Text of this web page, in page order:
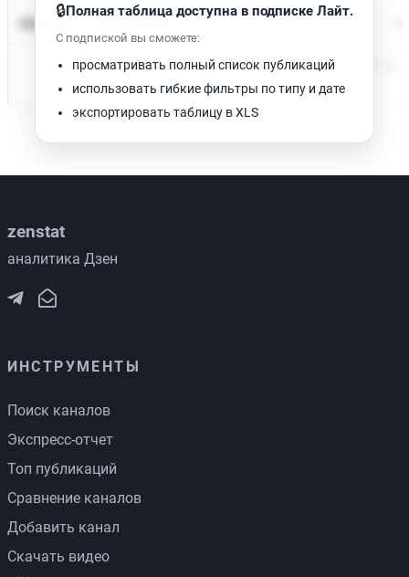
Время чтения
Нет доступных публикаций. Попробуйте изменить фильтр.
🔒Полная таблица доступна в подписке Лайт.
С подпиской вы сможете:
просматривать полный список публикаций
использовать гибкие фильтры по типу и дате
экспортировать таблицу в XLS
zenstat
аналитика Дзен
ИНСТРУМЕНТЫ
Поиск каналов
Экспресс-отчет
Топ публикаций
Сравнение каналов
Добавить канал
Скачать видео